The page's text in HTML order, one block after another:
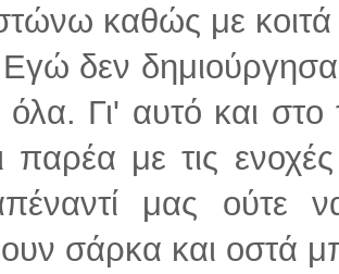
καθώς με
δεν
όλα. Γι' αυτό και
παρέα με τις
μας ούτε
σάρκα και οστά